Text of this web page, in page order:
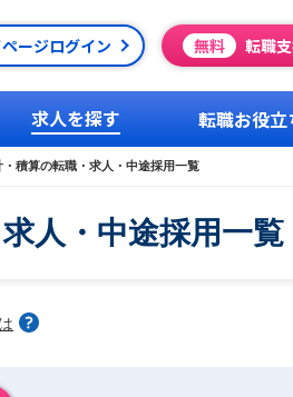
ージログイン 無料 転職
求人を探す 転職お役立
積算の転職・求人・中途採用一覧
人・中途採用一覧